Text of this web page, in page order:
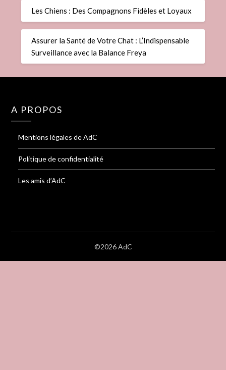
Les Chiens : Des Compagnons Fidèles et Loyaux
Assurer la Santé de Votre Chat : L’Indispensable
Surveillance avec la Balance Freya
A PROPOS
Mentions légales de AdC
Politique de confidentialité
Les amis d’AdC
©2026 AdC